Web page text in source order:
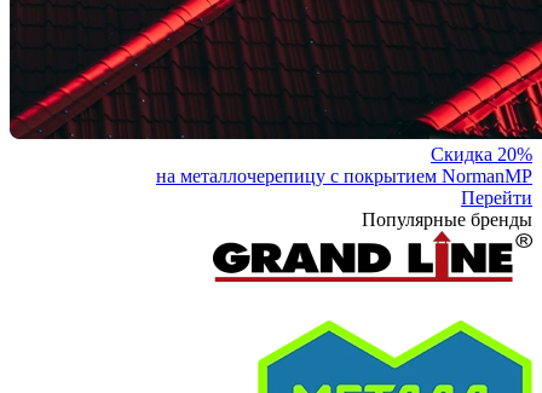
Скидка 20%
на металлочерепицу с покрытием NormanMP
Перейти
Популярные бренды